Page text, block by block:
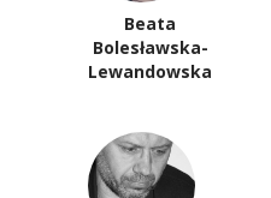
Beata
Bolesławska-
Lewandowska